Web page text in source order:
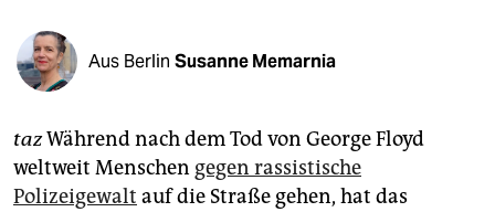
shop
fragen & hilfe
unterstützen
abo
Aus Berlin Susanne Memarnia
tazWährend nach dem Tod von George Floyd
weltweit Menschen gegen rassistische
Polizeigewalt auf die Straße gehen, hat das